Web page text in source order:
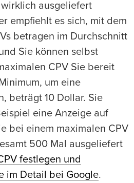
ausgeliefert
empfiehlt es sich, mit dem
betragen im Durchschnitt
Sie können selbst
CPV Sie bereit
um eine
beträgt 10 Dollar. Sie
eine Anzeige auf
bei einem maximalen CPV
500 Mal ausgeliefert
festlegen und
im Detail bei Google.